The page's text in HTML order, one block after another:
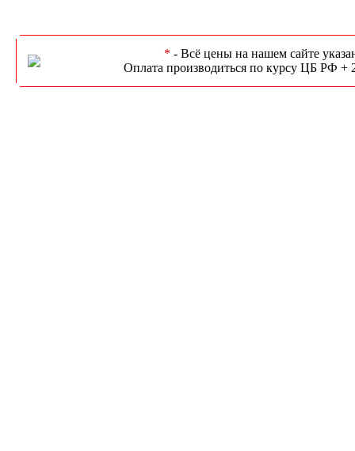
* - Всё цены на нашем сайте
Оплата производиться по курсу ЦБ РФ +